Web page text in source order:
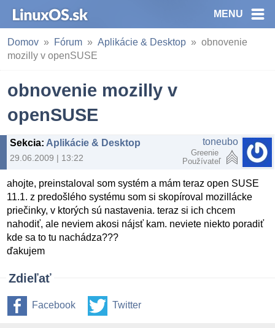
MENU
Domov Fórum Aplikácie & Desktop
obnovenie
mozilly v openSUSE
obnovenie mozilly v
openSUSE
Sekcia: Aplikácie & Desktop
29.06.2009 | 13:22
toneubo
Greenie
Používateľ
ahojte, preinstaloval som systém a mám teraz open SUSE
11.1. z predošlého systému som si skopíroval mozillácke
priečinky, v ktorých sú nastavenia. teraz si ich chcem
nahodiť, ale neviem akosi nájsť kam. neviete niekto poradiť
kde sa to tu nachádza???
ďakujem
Zdieľať
Facebook Twitter